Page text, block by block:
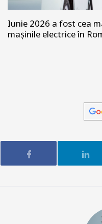
Iunie 2026 a fost cea
mașinile electrice în